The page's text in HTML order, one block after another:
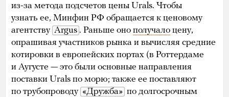
из-за метода подсчетов цены Urals. Чтобы
узнать ее, Минфин РФ обращается к ценовому
агентству Argus . Раньше оно получало цену,
опрашивая участников рынка и вычисляя средние
котировки в европейских портах (в Роттердаме
и Аугусте — это были основные направления
поставки Urals по морю; также ее поставляют
по трубопроводу «Дружба» по долгосрочным